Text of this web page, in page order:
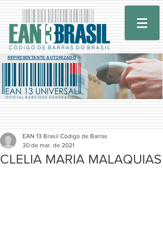
REPRESENTANTE AUTORIZADO
CLELIA MARIA MALAQUIAS
EAN 13 Brasil Código de Barras
30 de mar. de 2021